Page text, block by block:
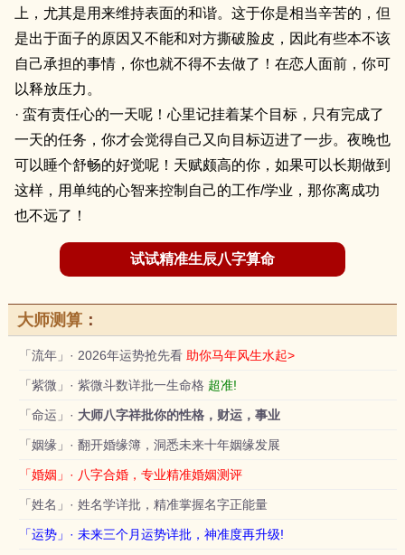
上，尤其是用来维持表面的和谐。这于你是相当辛苦的，但
是出于面子的原因又不能和对方撕破脸皮，因此有些本不该
自己承担的事情，你也就不得不去做了！在恋人面前，你可
以释放压力。
· 蛮有责任心的一天呢！心里记挂着某个目标，只有完成了
一天的任务，你才会觉得自己又向目标迈进了一步。夜晚也
可以睡个舒畅的好觉呢！天赋颇高的你，如果可以长期做到
这样，用单纯的心智来控制自己的工作/学业，那你离成功
也不远了！
试试精准生辰八字算命
大师测算：
「流年」· 2026年运势抢先看 助你马年风生水起>
「紫微」· 紫微斗数详批一生命格 超准!
「命运」· 大师八字祥批你的性格，财运，事业
「姻缘」· 翻开婚缘簿，洞悉未来十年姻缘发展
「婚姻」· 八字合婚，专业精准婚姻测评
「姓名」· 姓名学详批，精准掌握名字正能量
「运势」· 未来三个月运势详批，神准度再升级!